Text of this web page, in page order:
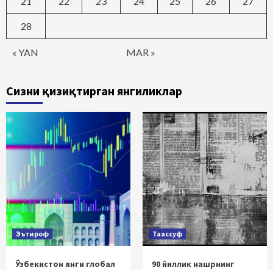
« YAN MAR »
28
Сизни қизиқтирган янгиликлар
Эътироф
Ўзбекистон янги глобал
Таассуф
90 йиллик нашрнинг